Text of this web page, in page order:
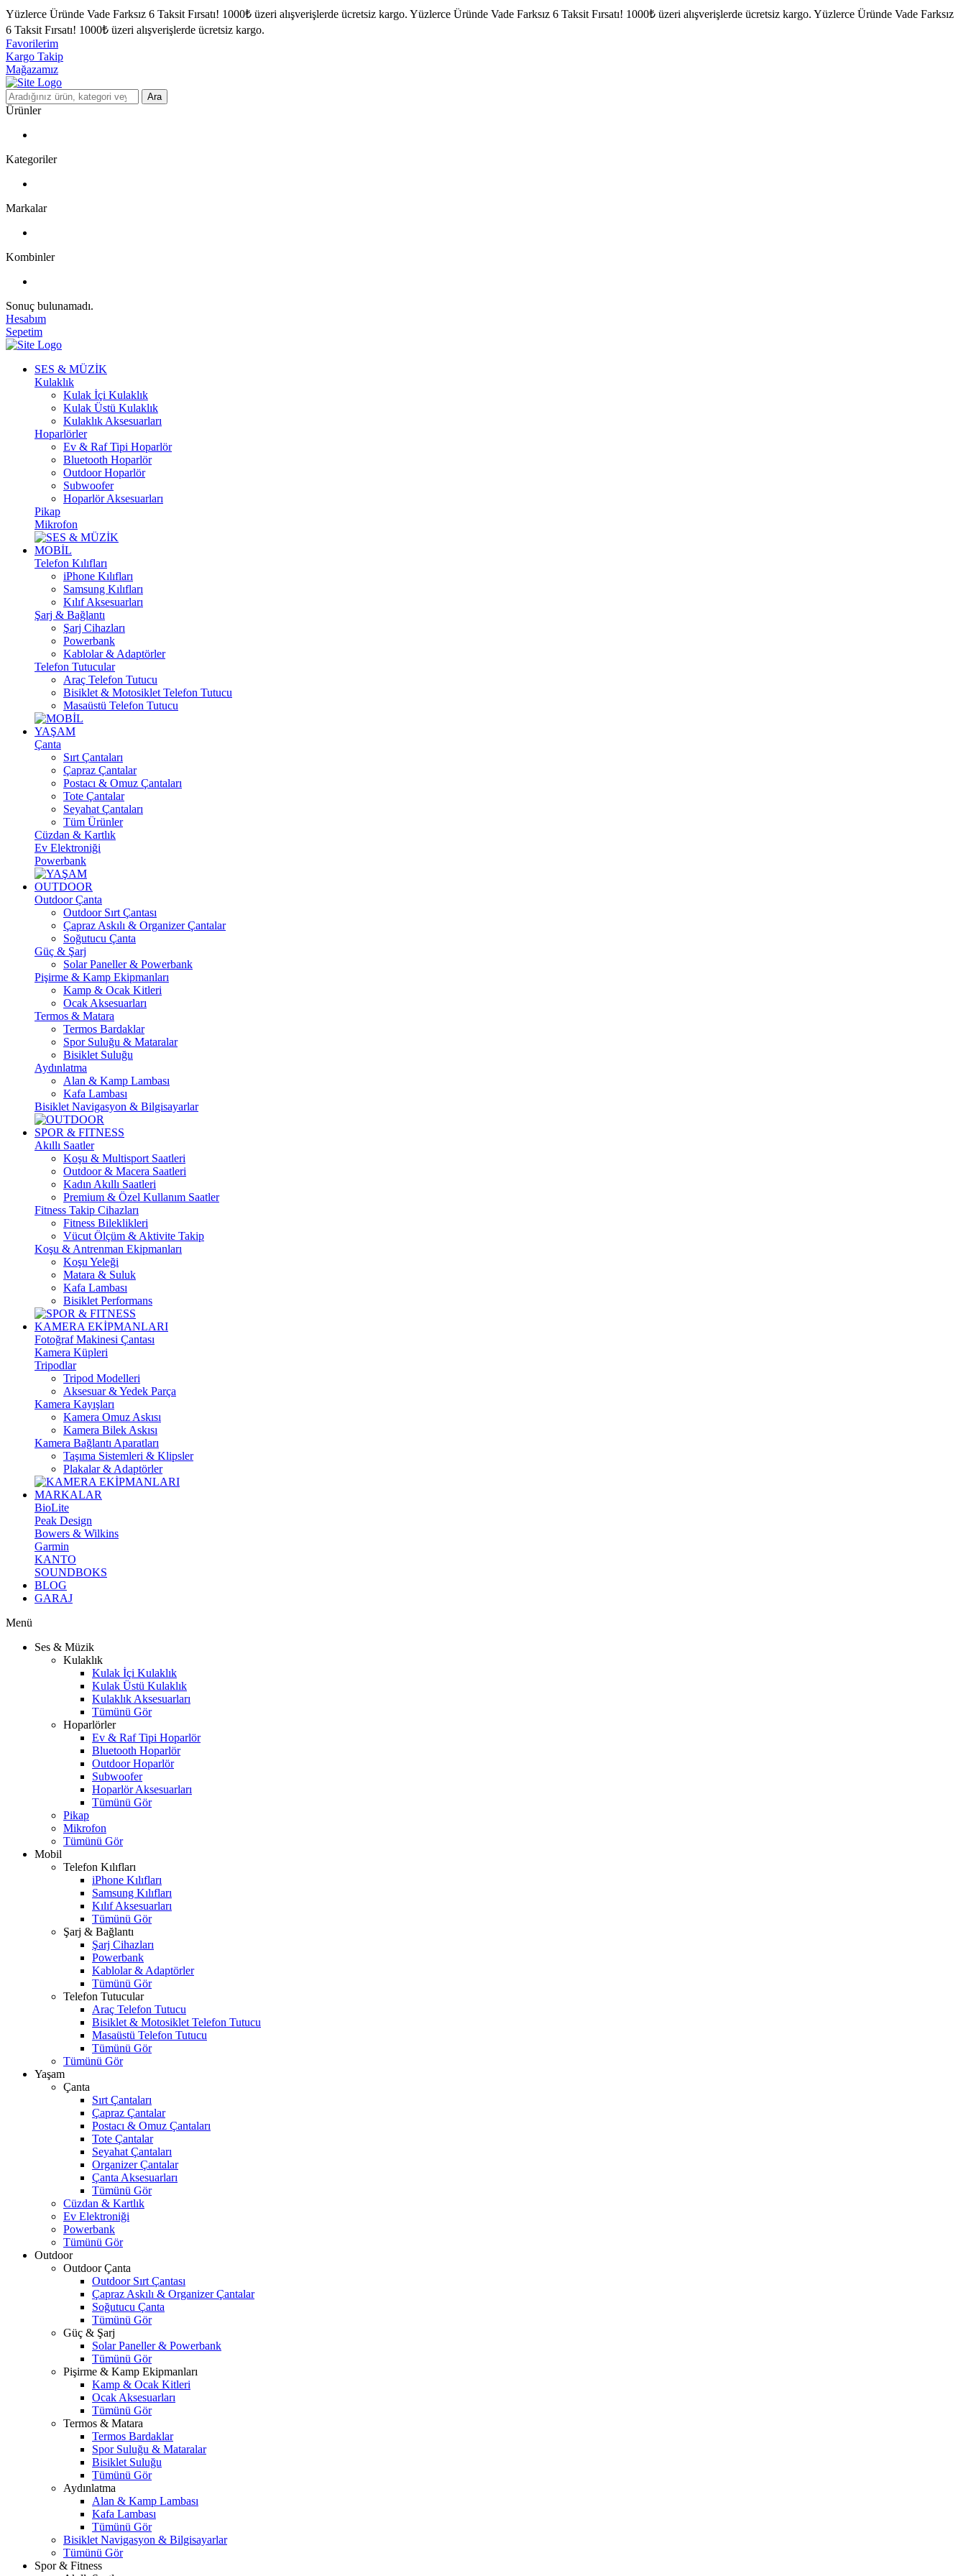
Yüzlerce Üründe Vade Farksız 6 Taksit Fırsatı! 1000₺ üzeri alışverişlerde ücretsiz kargo. Yüzlerce Üründe Vade Farksız 6 Taksit Fırsatı! 1000₺ üzeri alışverişlerde ücretsiz kargo. Yüzlerce Üründe Vade Farksız
6 Taksit Fırsatı! 1000₺ üzeri alışverişlerde ücretsiz kargo.
Favorilerim
Kargo Takip
Mağazamız
Ara
Ürünler
Kategoriler
Markalar
Kombinler
Sonuç bulunamadı.
Hesabım
Sepetim
SES & MÜZİK
Kulaklık
Kulak İçi Kulaklık
Kulak Üstü Kulaklık
Kulaklık Aksesuarları
Hoparlörler
Ev & Raf Tipi Hoparlör
Bluetooth Hoparlör
Outdoor Hoparlör
Subwoofer
Hoparlör Aksesuarları
Pikap
Mikrofon
MOBİL
Telefon Kılıfları
iPhone Kılıfları
Samsung Kılıfları
Kılıf Aksesuarları
Şarj & Bağlantı
Şarj Cihazları
Powerbank
Kablolar & Adaptörler
Telefon Tutucular
Araç Telefon Tutucu
Bisiklet & Motosiklet Telefon Tutucu
Masaüstü Telefon Tutucu
YAŞAM
Çanta
Sırt Çantaları
Çapraz Çantalar
Postacı & Omuz Çantaları
Tote Çantalar
Seyahat Çantaları
Tüm Ürünler
Cüzdan & Kartlık
Ev Elektroniği
Powerbank
OUTDOOR
Outdoor Çanta
Outdoor Sırt Çantası
Çapraz Askılı & Organizer Çantalar
Soğutucu Çanta
Güç & Şarj
Solar Paneller & Powerbank
Pişirme & Kamp Ekipmanları
Kamp & Ocak Kitleri
Ocak Aksesuarları
Termos & Matara
Termos Bardaklar
Spor Suluğu & Mataralar
Bisiklet Suluğu
Aydınlatma
Alan & Kamp Lambası
Kafa Lambası
Bisiklet Navigasyon & Bilgisayarlar
SPOR & FITNESS
Akıllı Saatler
Koşu & Multisport Saatleri
Outdoor & Macera Saatleri
Kadın Akıllı Saatleri
Premium & Özel Kullanım Saatler
Fitness Takip Cihazları
Fitness Bileklikleri
Vücut Ölçüm & Aktivite Takip
Koşu & Antrenman Ekipmanları
Koşu Yeleği
Matara & Suluk
Kafa Lambası
Bisiklet Performans
KAMERA EKİPMANLARI
Fotoğraf Makinesi Çantası
Kamera Küpleri
Tripodlar
Tripod Modelleri
Aksesuar & Yedek Parça
Kamera Kayışları
Kamera Omuz Askısı
Kamera Bilek Askısı
Kamera Bağlantı Aparatları
Taşıma Sistemleri & Klipsler
Plakalar & Adaptörler
MARKALAR
BioLite
Peak Design
Bowers & Wilkins
Garmin
KANTO
SOUNDBOKS
BLOG
GARAJ
Menü
Ses & Müzik
Kulaklık
Kulak İçi Kulaklık
Kulak Üstü Kulaklık
Kulaklık Aksesuarları
Tümünü Gör
Hoparlörler
Ev & Raf Tipi Hoparlör
Bluetooth Hoparlör
Outdoor Hoparlör
Subwoofer
Hoparlör Aksesuarları
Tümünü Gör
Pikap
Mikrofon
Tümünü Gör
Mobil
Telefon Kılıfları
iPhone Kılıfları
Samsung Kılıfları
Kılıf Aksesuarları
Tümünü Gör
Şarj & Bağlantı
Şarj Cihazları
Powerbank
Kablolar & Adaptörler
Tümünü Gör
Telefon Tutucular
Araç Telefon Tutucu
Bisiklet & Motosiklet Telefon Tutucu
Masaüstü Telefon Tutucu
Tümünü Gör
Tümünü Gör
Yaşam
Çanta
Sırt Çantaları
Çapraz Çantalar
Postacı & Omuz Çantaları
Tote Çantalar
Seyahat Çantaları
Organizer Çantalar
Çanta Aksesuarları
Tümünü Gör
Cüzdan & Kartlık
Ev Elektroniği
Powerbank
Tümünü Gör
Outdoor
Outdoor Çanta
Outdoor Sırt Çantası
Çapraz Askılı & Organizer Çantalar
Soğutucu Çanta
Tümünü Gör
Güç & Şarj
Solar Paneller & Powerbank
Tümünü Gör
Pişirme & Kamp Ekipmanları
Kamp & Ocak Kitleri
Ocak Aksesuarları
Tümünü Gör
Termos & Matara
Termos Bardaklar
Spor Suluğu & Mataralar
Bisiklet Suluğu
Tümünü Gör
Aydınlatma
Alan & Kamp Lambası
Kafa Lambası
Tümünü Gör
Bisiklet Navigasyon & Bilgisayarlar
Tümünü Gör
Spor & Fitness